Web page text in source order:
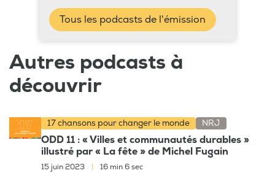
Tous les podcasts de l'émission
Autres podcasts à
découvrir
17 chansons pour changer le monde NRJ
ODD 11 : « Villes et communautés durables »
illustré par « La fête » de Michel Fugain
15 juin 2023 16 min 6 sec